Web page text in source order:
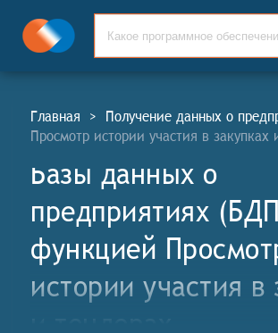
Главная > Получение данных о
Просмотр истории участия в закупках
Базы данных о
предприятиях
функцией
истории участия в